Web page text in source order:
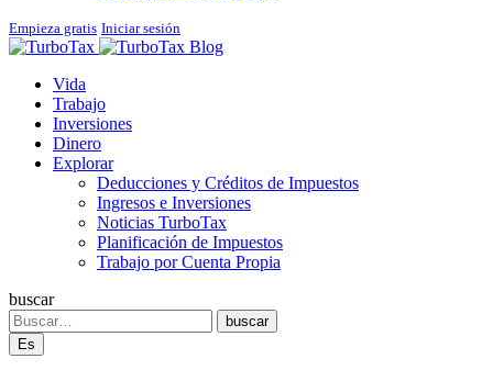
Empieza gratis Iniciar sesión
Blog
Vida
Trabajo
Inversiones
Dinero
Explorar
Deducciones y Créditos de Impuestos
Ingresos e Inversiones
Noticias TurboTax
Planificación de Impuestos
Trabajo por Cuenta Propia
buscar
Search
buscar
Es